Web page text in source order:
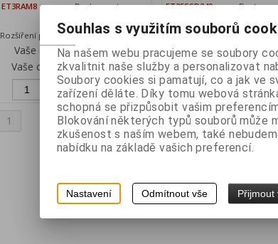
ET3RAM8
Dostupnost:
Rozšíření paměti na 8 GB
Vaše cena bez DPH: 1 668 Kč
Vaše cena s DPH:2 018,50 Kč
Přidat do košíku
ET25SSD240
Rozšíření SSD na 256GB
Vaše cena bez DPH:
Vaše cena s DPH:
Přidat do
1
Souhlas s využitím souborů
Na našem webu pracujeme se soubory
zkvalitnit naše služby a personalizovat
Soubory cookies si pamatují, co a jak ve
zařízení děláte. Díky tomu webová
schopná se přizpůsobit vašim
Blokování některých typů souborů může
zkušenost s naším webem, také
nabídku na základě vašich preferencí.
Nastavení Odmítnout vše Přijmout